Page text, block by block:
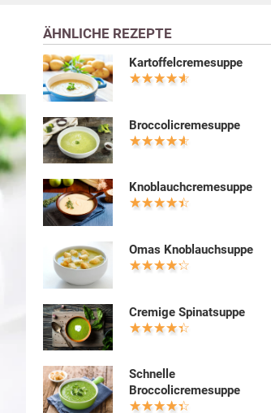
ÄHNLICHE REZEPTE
Kartoffelcremesuppe
Broccolicremesuppe
Knoblauchcremesuppe
Omas Knoblauchsuppe
Cremige Spinatsuppe
Schnelle
Broccolicremesuppe